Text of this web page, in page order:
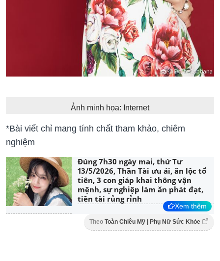
Ảnh minh họa: Internet
*Bài viết chỉ mang tính chất tham khảo, chiêm
nghiệm
Đúng 7h30 ngày mai, thứ Tư
13/5/2026, Thần Tài ưu ái, ăn lộc tổ
tiên, 3 con giáp khai thông vận
mệnh, sự nghiệp làm ăn phát đạt,
tiền tài rủng rỉnh
Xem thêm
Theo Toàn Chiêu Mỹ | Phụ Nữ Sức Khỏe